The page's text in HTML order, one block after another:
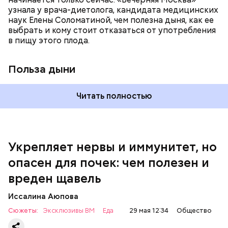
узнала у врача-диетолога, кандидата медицинских
наук Елены Соломатиной, чем полезна дыня, как ее
выбрать и кому стоит отказаться от употребления
в пищу этого плода.
Польза дыни
Читать полностью
Укрепляет нервы и иммунитет, но
опасен для почек: чем полезен и
вреден щавель
Иссалина Аюпова
Сюжеты: Эксклюзивы ВМ Еда 29 мая 12:34 Общество
— Если человек уже болеет мочекаменной
болезнью, щавель ему не рекомендуется. При
артрите, гастрите, холецистите, синдроме
раздраженного кишечника, язвах и панкреатите
продукт тоже лучше исключить из рациона, —
предупредила врач. — Он может привести к
По мнению специалиста, здоровому человеку
достаточно включать щавель в рацион несколько
виде или припущенном на сковороде.
По словам эксперта, чеснок хорошо разжижает
— Однако если человеку нужно не разжижать
кровь, а наоборот, ее коагулировать, то нужно
уточнила диетолог.